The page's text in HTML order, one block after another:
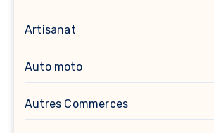
Artisanat
Auto moto
Autres Commerces